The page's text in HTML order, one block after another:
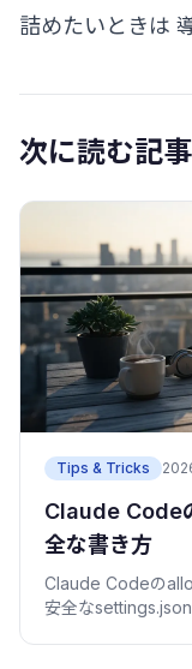
詰めたいときは
次に読む記事
Tips & Tricks
Claude Code
全な書き方
Claude Codeの
安全なsettings.json